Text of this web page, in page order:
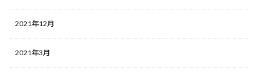
2021年12月
2021年3月